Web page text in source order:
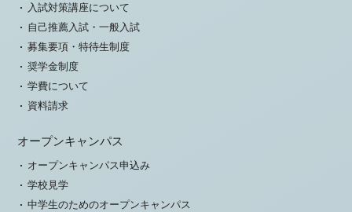
入試対策講座について
自己推薦入試・一般入試
募集要項・特待生制度
奨学金制度
学費について
資料請求
オープンキャンパス
オープンキャンパス申込み
学校見学
中学生のためのオープンキャンパス